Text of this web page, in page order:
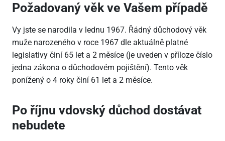
Požadovaný věk ve Vašem případě
Vy jste se narodila v lednu 1967. Řádný důchodový věk
muže narozeného v roce 1967 dle aktuálně platné
legislativy činí 65 let a 2 měsíce (je uveden v příloze číslo
jedna zákona o důchodovém pojištění). Tento věk
ponížený o 4 roky činí 61 let a 2 měsíce.
Po říjnu vdovský důchod dostávat
nebudete